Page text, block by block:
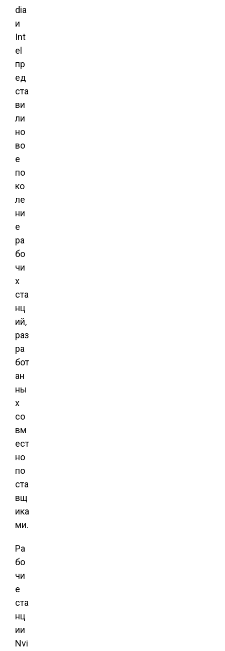
dia
и
Int
el
пр
ед
ста
ви
ли
но
во
е
по
ко
ле
ни
е
ра
бо
чи
х
ста
нц
ий,
раз
ра
бот
ан
ны
х
со
вм
ест
но
по
ста
вщ
ика
ми.
Ра
бо
чи
е
ста
нц
ии
Nvi